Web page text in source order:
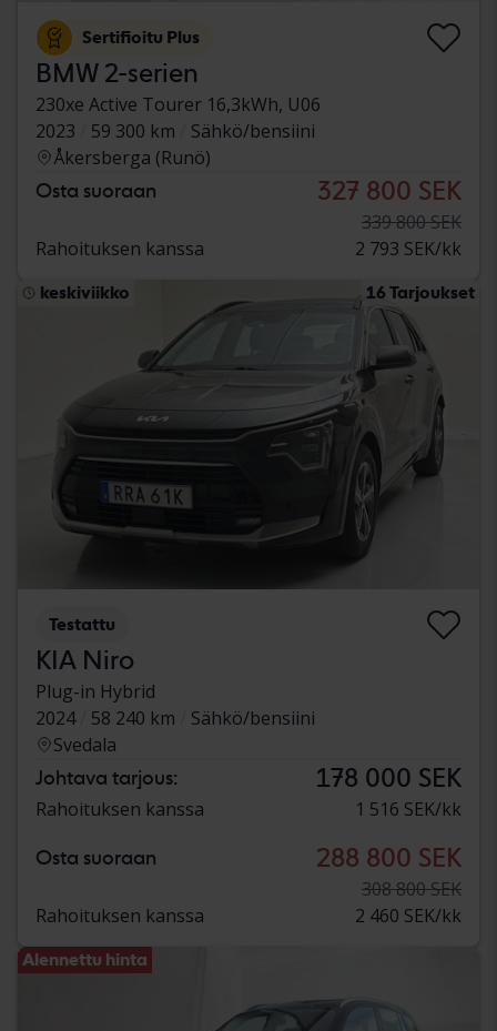
Sertifioitu Plus
BMW 2-serien
230xe Active Tourer 16,3kWh, U06
2023
59 300 km
Sähkö/bensiini
Åkersberga (Runö)
Osta suoraan 327 800 SEK
339 800 SEK
Rahoituksen kanssa
2 793 SEK/kk
keskiviikko 16 Tarjoukset
Testattu
KIA Niro
Plug-in Hybrid
2024
58 240 km
Sähkö/bensiini
Svedala
Johtava tarjous: 178 000 SEK
Rahoituksen kanssa 1 516 SEK/kk
Osta suoraan 288 800 SEK
308 800 SEK
Rahoituksen kanssa
2 460 SEK/kk
Alennettu hinta